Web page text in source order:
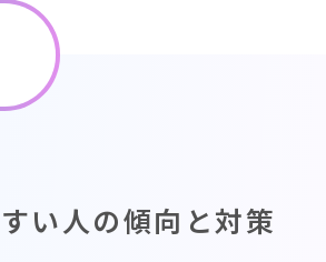
い人の傾向と対策